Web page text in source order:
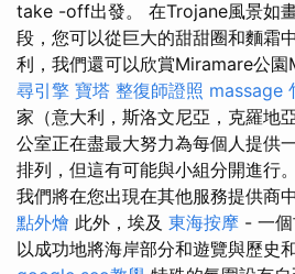
take -off出發。 在Trojane風景如
段，您可以從巨大的甜甜圈和麵霜
利，我們還可以欣賞Miramare公
尋引擎 寶塔 整復師證照 massage
家（意大利，斯洛文尼亞，克羅地
公室正在盡最大努力為每個人提供
排列，但這有可能與小組分開進行。
我們將在您出現在其他服務提供商
點外燴 此外，埃及 東海按摩 - 一
以成功地將海岸部分和遊覽與歷史